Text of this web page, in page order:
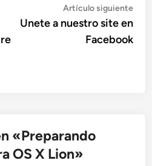
Artículo siguiente
Unete a nuestro site en
Facebook
«Preparando
OS X Lion»